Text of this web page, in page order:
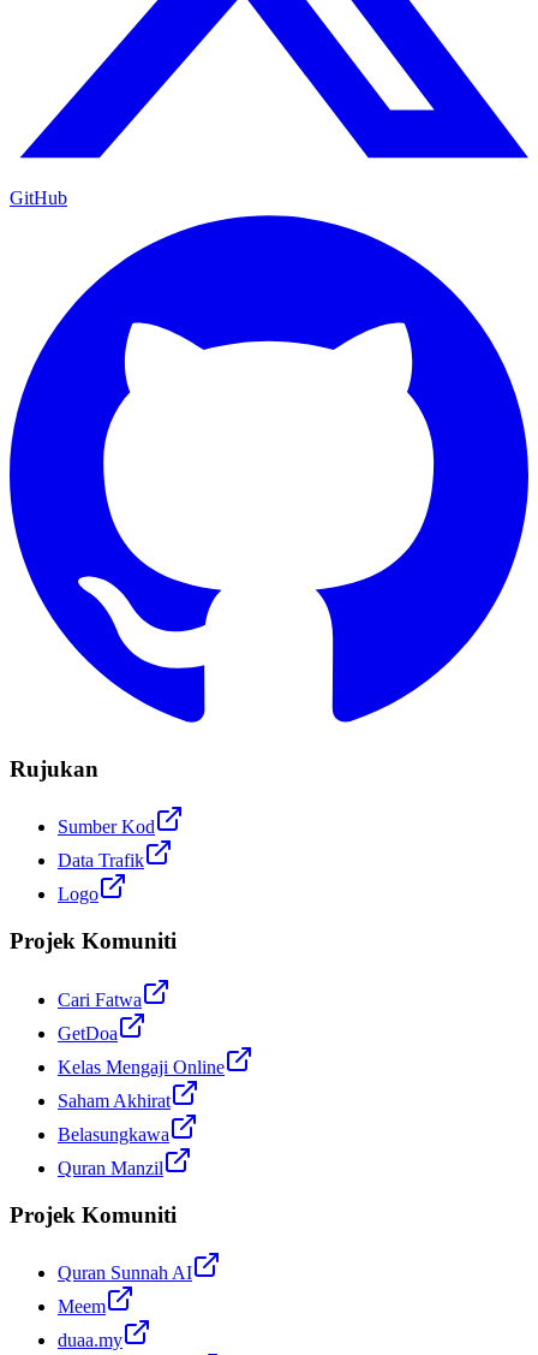
GitHub
Rujukan
Sumber Kod
Data Trafik
Logo
Projek Komuniti
Cari Fatwa
GetDoa
Kelas Mengaji Online
Saham Akhirat
Belasungkawa
Quran Manzil
Projek Komuniti
Quran Sunnah AI
Meem
duaa.my